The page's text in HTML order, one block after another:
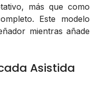
más que como
Este modelo
mientras añade
Asistida